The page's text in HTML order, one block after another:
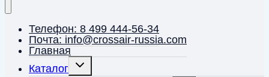
Телефон: 8 499 444-56-34
Почта: info@crossair-russia.com
Главная
Каталог
Переключить
дочернее